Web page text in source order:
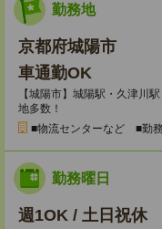
勤務地
京都府城陽市
車通勤OK
【城陽市】城陽駅・久津川
地多数！
■物流センターなど ■勤
勤務曜日
週1OK / 土日祝休